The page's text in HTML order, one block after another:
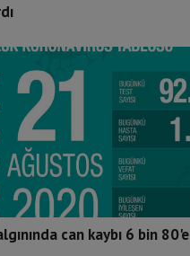
can kaybı 6 bin 80'e